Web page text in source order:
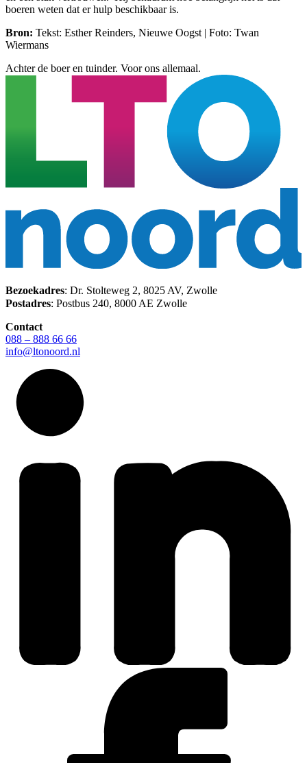
boeren weten dat er hulp beschikbaar is.
Bron: Tekst: Esther Reinders, Nieuwe Oogst | Foto: Twan
Wiermans
Achter de boer en tuinder. Voor ons allemaal.
Bezoekadres: Dr. Stolteweg 2, 8025 AV, Zwolle
Postadres: Postbus 240, 8000 AE Zwolle
Contact
088 – 888 66 66
info@ltonoord.nl